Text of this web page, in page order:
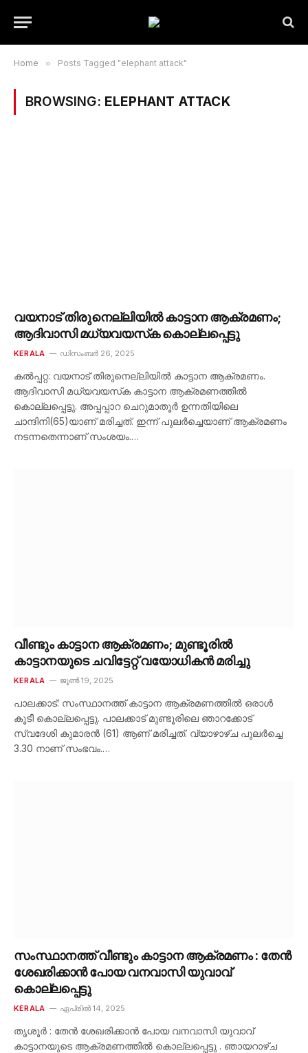
Home » Posts Tagged "elephant attack"
BROWSING: ELEPHANT ATTACK
വയനാട് തിരുനെല്ലിയില്‍ കാട്ടാന ആക്രമണം;
ആദിവാസി മധ്യവയസ്‌ക കൊല്ലപ്പെട്ടു
KERALA ഡിസംബർ 26, 2025
കല്‍പ്പറ്റ: വയനാട് തിരുനെല്ലിയില്‍ കാട്ടാന ആക്രമണം.
ആദിവാസി മധ്യവയസ്‌ക കാട്ടാന ആക്രമണത്തില്‍
കൊല്ലപ്പെട്ടു. അപ്പപ്പാറ ചെറുമാതൂര്‍ ഉന്നതിയിലെ
ചാന്ദിനി(65)യാണ് മരിച്ചത്. ഇന്ന് പുലര്‍ച്ചെയാണ് ആക്രമണം
നടന്നതെന്നാണ് സംശയം.…
വീണ്ടും കാട്ടാന ആക്രമണം; മുണ്ടൂരിൽ
കാട്ടാനയുടെ ചവിട്ടേറ്റ് വയോധികൻ മരിച്ചു
KERALA ജൂൺ 19, 2025
പാലക്കാട്: സംസ്ഥാനത്ത് കാട്ടാന ആക്രമണത്തിൽ ഒരാൾ
കൂടീ കൊല്ലപ്പെട്ടു. പാലക്കാട് മുണ്ടൂരിലെ ഞാറക്കോട്
സ്വദേശി കുമാരൻ (61) ആണ് മരിച്ചത്. വ്യാഴാഴ്ച പുലർച്ചെ
3.30 നാണ് സംഭവം.…
സംസ്ഥാനത്ത് വീണ്ടും കാട്ടാന ആക്രമണം : തേൻ
ശേഖരിക്കാൻ പോയ വനവാസി യുവാവ്
കൊല്ലപ്പെട്ടു
KERALA ഏപ്രിൽ 14, 2025
തൃശൂർ : തേൻ ശേഖരിക്കാൻ പോയ വനവാസി യുവാവ്
കാട്ടാനയുടെ ആക്രമണത്തിൽ കൊല്ലപ്പെട്ടു . ഞായറാഴ്ച